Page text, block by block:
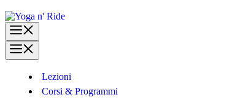
Vai
al
contenuto
Lezioni
Corsi & Programmi